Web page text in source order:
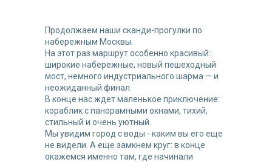
Продолжаем наши сканди-прогулки по
набережным Москвы.
На этот раз маршрут особенно красивый:
широкие набережные, новый пешеходный
мост, немного индустриального шарма — и
неожиданный финал.
В конце нас ждет маленькое приключение:
кораблик с панорамными окнами, тихий,
стильный и очень уютный.
Мы увидим город с воды - каким вы его еще
не видели. А еще замкнем круг: в конце
окажемся именно там, где начинали